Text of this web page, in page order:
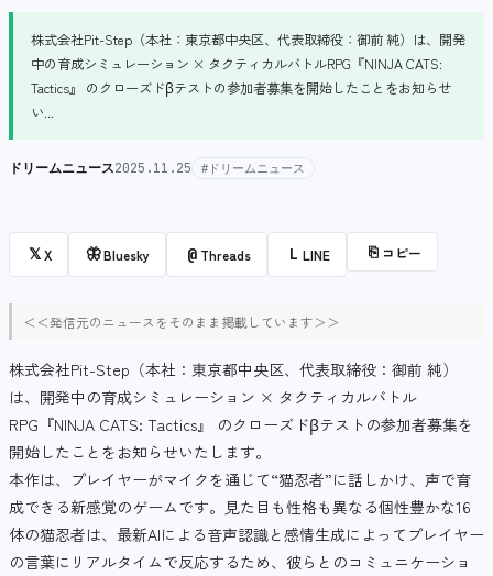
株式会社Pit-Step（本社：東京都中央区、代表取締役：御前 純）は、開発
中の育成シミュレーション × タクティカルバトルRPG『NINJA CATS:
Tactics』 のクローズドβテストの参加者募集を開始したことをお知らせ
い...
ドリームニュース2025.11.25 #ドリームニュース
𝕏X 🦋Bluesky @ Threads L LINE ⎘ コピー
＜＜発信元のニュースをそのまま掲載しています＞＞
株式会社Pit-Step（本社：東京都中央区、代表取締役：御前 純）
は、開発中の育成シミュレーション × タクティカルバトル
RPG『NINJA CATS: Tactics』 のクローズドβテストの参加者募集を
開始したことをお知らせいたします。
本作は、プレイヤーがマイクを通じて“猫忍者”に話しかけ、声で育
成できる新感覚のゲームです。見た目も性格も異なる個性豊かな16
体の猫忍者は、最新AIによる音声認識と感情生成によってプレイヤー
の言葉にリアルタイムで反応するため、彼らとのコミュニケーショ